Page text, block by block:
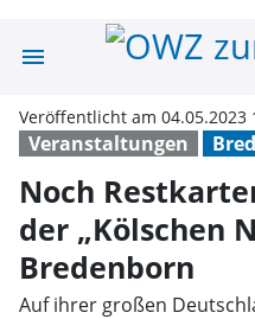
menu
Veranstaltungen
Veröffentlicht am 04.05.2023
Noch
der „Kölschen
Bredenborn
Auf ihrer großen